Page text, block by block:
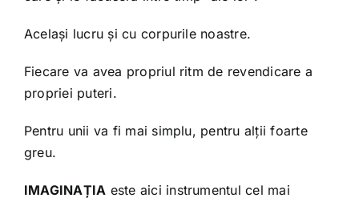
Același lucru și cu corpurile noastre.
Fiecare va avea propriul ritm de revendicare a
propriei puteri.
Pentru unii va fi mai simplu, pentru alții foarte
greu.
IMAGINAȚIA este aici instrumentul cel mai